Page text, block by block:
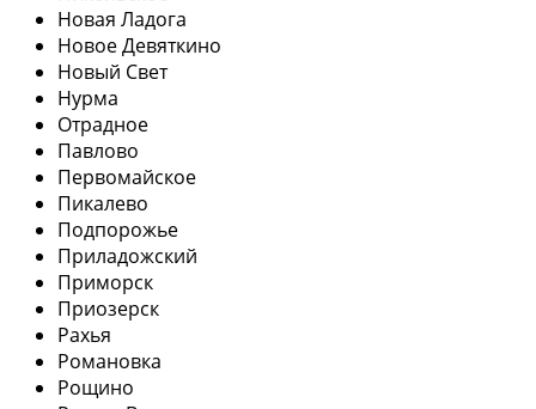
Новая Ладога
Новое Девяткино
Новый Свет
Нурма
Отрадное
Павлово
Первомайское
Пикалево
Подпорожье
Приладожский
Приморск
Приозерск
Рахья
Романовка
Рощино